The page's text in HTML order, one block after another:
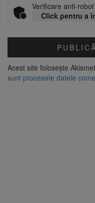
Verificare anti-robot
Click pentru a
Acest site folosește
sunt procesate datele